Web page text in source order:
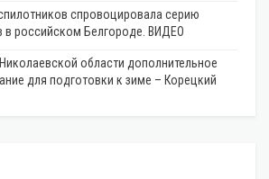
спровоцировала серию
российском Белгороде. ВИДЕО
области дополнительное
для подготовки к зиме – Корецкий